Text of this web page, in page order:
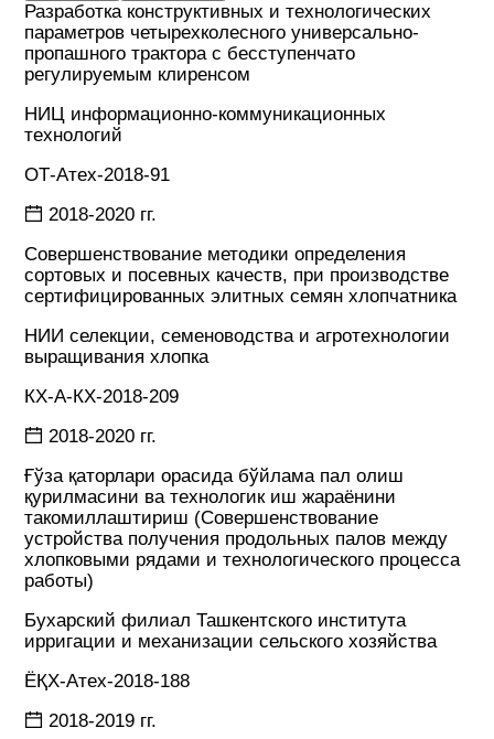
Разработка конструктивных и технологических
параметров четырехколесного универсально-
пропашного трактора с бесступенчато
регулируемым клиренсом
НИЦ информационно-коммуникационных
технологий
ОТ-Атех-2018-91
2018-2020 гг.
Совершенствование методики определения
сортовых и посевных качеств, при производстве
сертифицированных элитных семян хлопчатника
НИИ селекции, семеноводства и агротехнологии
выращивания хлопка
КХ-А-КХ-2018-209
2018-2020 гг.
Ғўза қаторлари орасида бўйлама пал олиш
қурилмасини ва технологик иш жараёнини
такомиллаштириш (Совершенствование
устройства получения продольных палов между
хлопковыми рядами и технологического процесса
работы)
Бухарский филиал Ташкентского института
ирригации и механизации сельского хозяйства
ЁҚХ-Атех-2018-188
2018-2019 гг.